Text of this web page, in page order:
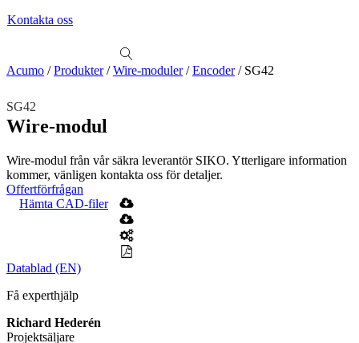
Kontakta oss
Se alla kategorier Se alla produkter Se alla leverantörer
Teknisk support
Offertförfrågan
Mekanik
LinjärenheterAxelkopplingar KulskruvarSkenstyrningar
Mekatronik
Positionsvisare / Mätklockor
Wire-moduler
Motion
MätskalorRäknare / Displayer
Acumo /Produkter/Wire-moduler/Encoder/ SG42
SG42
Wire-modul
Wire-modul från vår säkra leverantör SIKO. Ytterligare information
kommer, vänligen kontakta oss för detaljer.
Offertförfrågan
Hämta CAD-filer
Datablad (EN)
Få experthjälp
Richard Hederén
Projektsäljare